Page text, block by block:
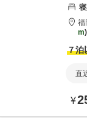
福
m
７泊
直
¥